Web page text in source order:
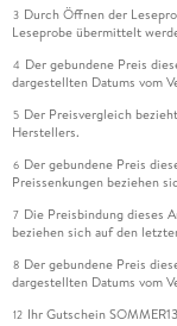
3 Durch Öffnen der
Leseprobe übermittelt
4 Der gebundene Preis
dargestellten Datums vom
5 Der Preisvergleich
Herstellers.
6 Der gebundene Preis
Preissenkungen beziehen
7 Die Preisbindung dieses
beziehen sich auf den
8 Der gebundene Preis
dargestellten Datums vom
12 Ihr Gutschein